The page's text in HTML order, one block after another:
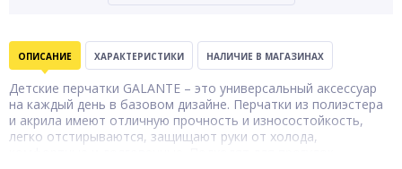
ОПИСАНИЕ ХАРАКТЕРИСТИКИ НАЛИЧИЕ В МАГАЗИНАХ
Детские перчатки GALANTE – это универсальный аксессуар
на каждый день в базовом дизайне. Перчатки из полиэстера
и акрила имеют отличную прочность и износостойкость,
легко отстирываются, защищают руки от холода,